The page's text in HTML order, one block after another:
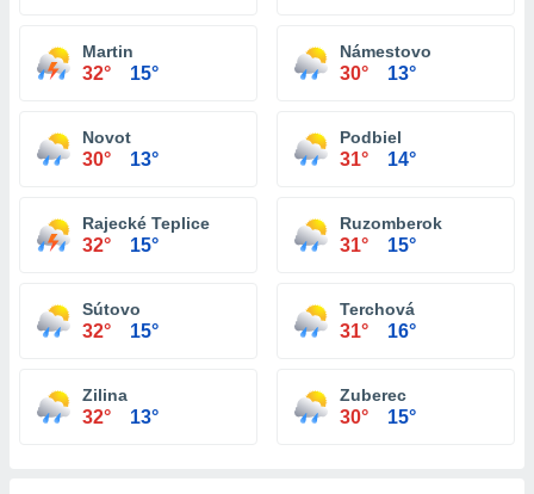
Martin
32° 15°
Námestovo
30° 13°
Novot
30° 13°
Podbiel
31° 14°
Rajecké Teplice
32° 15°
Ruzomberok
31° 15°
Sútovo
32° 15°
Terchová
31° 16°
Zilina
32° 13°
Zuberec
30° 15°